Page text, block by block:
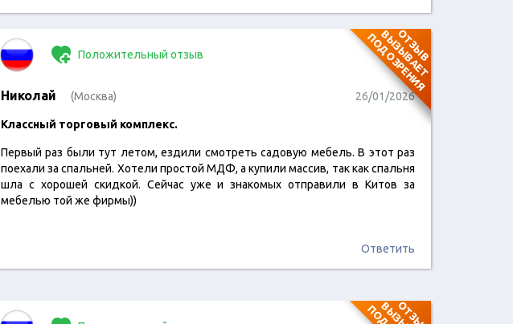
читать отзыв
О
Т
З
Ы
В
В
Ы
З
Ы
В
А
Е
Т
П
О
Д
О
З
Р
Е
Н
И
Я
Положительный отзыв
Николай (Москва) 26/01/2026
​Классный торговый комплекс.
Первый раз были тут летом, ездили смотреть садовую мебель. В этот раз
поехали за спальней. Хотели простой МДФ, а купили массив, так как спальня
шла с хорошей скидкой. Сейчас уже и знакомых отправили в Китов за
мебелью той же фирмы))
Ответить
О
Т
З
Ы
В
В
Ы
З
Ы
В
А
Е
Т
О
Д
О
З
Р
Е
Н
И